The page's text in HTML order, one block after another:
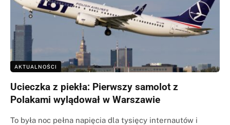
AKTUALNOŚCI
Ucieczka z piekła: Pierwszy samolot z
Polakami wylądował w Warszawie
To była noc pełna napięcia dla tysięcy internautów i